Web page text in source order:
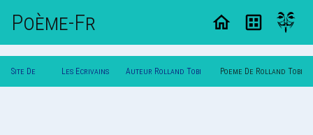
Poème-Fr
Site De Les Ecrivains Auteur Rolland Tobi Poeme De Rolland Tobi